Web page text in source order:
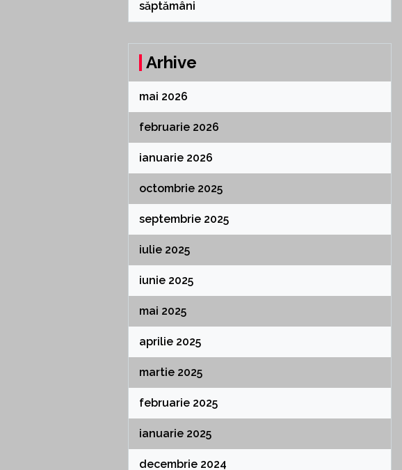
săptămâni
Arhive
mai 2026
februarie 2026
ianuarie 2026
octombrie 2025
septembrie 2025
iulie 2025
iunie 2025
mai 2025
aprilie 2025
martie 2025
februarie 2025
ianuarie 2025
decembrie 2024